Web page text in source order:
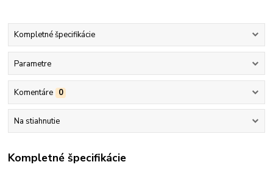
Kompletné špecifikácie
Parametre
Komentáre 0
Na stiahnutie
Kompletné špecifikácie